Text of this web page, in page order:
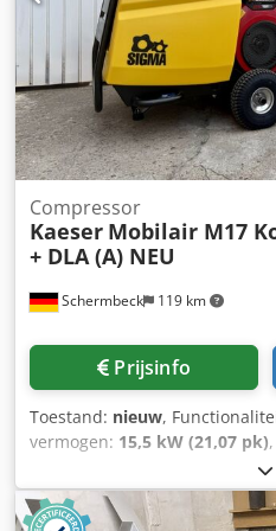
Schermbeck 119 km
Compressor
Kaeser Mobilair M17
+ DLA (A) NEU
Prijsinfo
Toestand: nieuw,
vermogen: 15,5 kW (21,07 pk)
, bedrijfsklaar
Kaeser Mobilair M17
NIEUW | 1,0 m³/min